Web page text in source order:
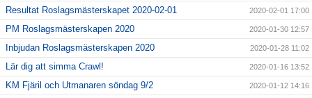
Resultat Roslagsmästerskapet 2020-02-01 2020-02-01 17:00
PM Roslagsmästerskapen 2020 2020-01-30 12:57
Inbjudan Roslagsmästerskapen 2020 2020-01-28 11:02
Lär dig att simma Crawl! 2020-01-16 13:52
KM Fjäril och Utmanaren söndag 9/2 2020-01-12 14:16